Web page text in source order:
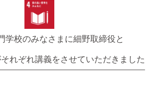
学校のみなさまに細野取締役と
れぞれ講義をさせていただきました